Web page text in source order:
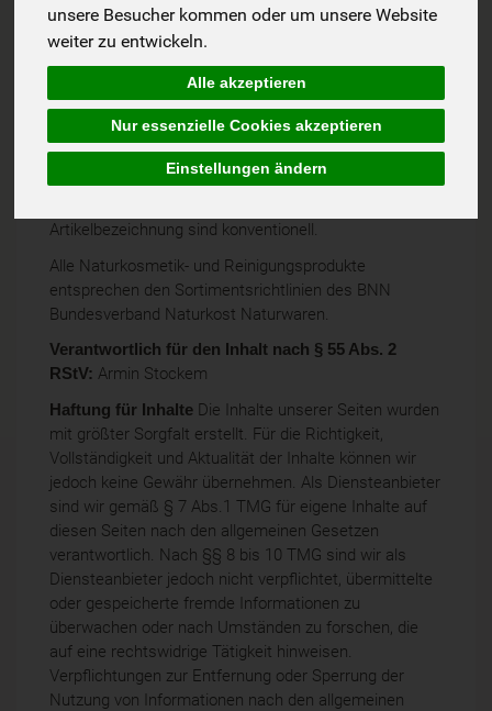
unsere Besucher kommen oder um unsere Website
weiter zu entwickeln.
Alle akzeptieren
Nur essenzielle Cookies akzeptieren
Einstellungen ändern
Eintragung im Handelsregister
Registergericht:Amtsgericht Kempten
Registernummer: 13245
Umsatzsteuer-Identifikationsnummer
gemäß §27 a Umsatzsteuergesetz: DE306431250
Ökokontrollstell-Nummer: DE-ÖKO-006
Artikelbezeichnung sind konventionell.
Alle Naturkosmetik- und Reinigungsprodukte
entsprechen den Sortimentsrichtlinien des BNN
Bundesverband Naturkost Naturwaren.
Verantwortlich für den Inhalt nach § 55 Abs. 2
RStV: Armin Stockem
Haftung für Inhalte Die Inhalte unserer Seiten wurden
mit größter Sorgfalt erstellt. Für die Richtigkeit,
Vollständigkeit und Aktualität der Inhalte können wir
jedoch keine Gewähr übernehmen. Als Diensteanbieter
sind wir gemäß § 7 Abs.1 TMG für eigene Inhalte auf
diesen Seiten nach den allgemeinen Gesetzen
verantwortlich. Nach §§ 8 bis 10 TMG sind wir als
Diensteanbieter jedoch nicht verpflichtet, übermittelte
oder gespeicherte fremde Informationen zu
überwachen oder nach Umständen zu forschen, die
auf eine rechtswidrige Tätigkeit hinweisen.
Verpflichtungen zur Entfernung oder Sperrung der
Nutzung von Informationen nach den allgemeinen